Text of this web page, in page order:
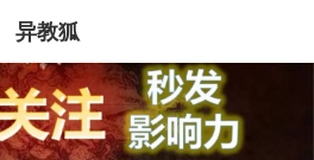
异教狐